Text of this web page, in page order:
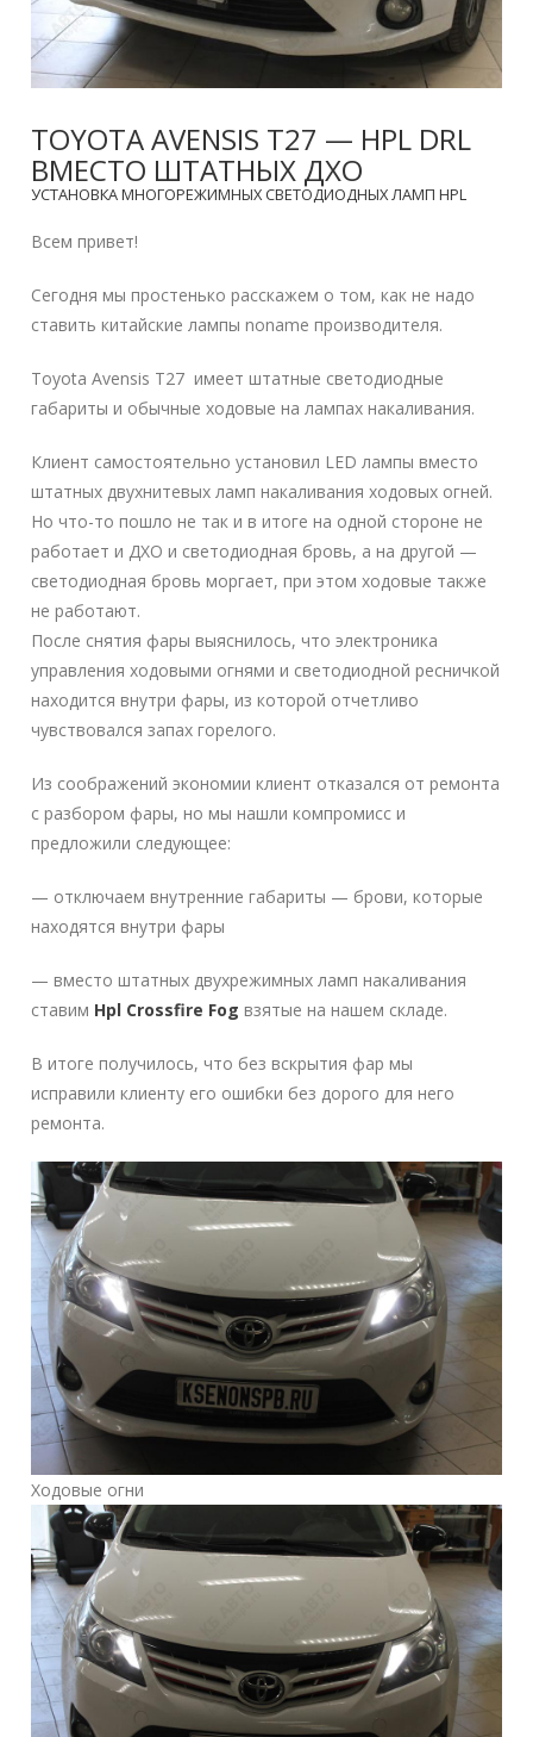
TOYOTA AVENSIS T27 — HPL DRL
ВМЕСТО ШТАТНЫХ ДХО
УСТАНОВКА МНОГОРЕЖИМНЫХ СВЕТОДИОДНЫХ ЛАМП HPL
Всем привет!
Сегодня мы простенько расскажем о том, как не надо
ставить китайские лампы noname производителя.
Toyota Avensis T27 имеет штатные светодиодные
габариты и обычные ходовые на лампах накаливания.
Клиент самостоятельно установил LED лампы вместо
штатных двухнитевых ламп накаливания ходовых огней.
Но что-то пошло не так и в итоге на одной стороне не
работает и ДХО и светодиодная бровь, а на другой —
светодиодная бровь моргает, при этом ходовые также
не работают.
После снятия фары выяснилось, что электроника
управления ходовыми огнями и светодиодной ресничкой
находится внутри фары, из которой отчетливо
чувствовался запах горелого.
Из соображений экономии клиент отказался от ремонта
с разбором фары, но мы нашли компромисс и
предложили следующее:
— отключаем внутренние габариты — брови, которые
находятся внутри фары
— вместо штатных двухрежимных ламп накаливания
ставим Hpl Crossfire Fog взятые на нашем складе.
В итоге получилось, что без вскрытия фар мы
исправили клиенту его ошибки без дорого для него
ремонта.
Ходовые огни